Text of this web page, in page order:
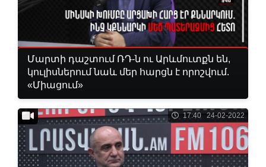
Մարտի դաշտում ՌԴ-ն ու Արևմուտքն են,
կուլիսներում նաև մեր հարցն է որոշվում.
«Միացում»
17:40 24-02-2022